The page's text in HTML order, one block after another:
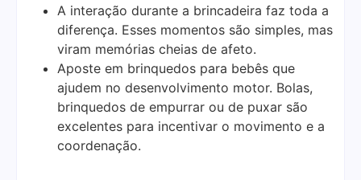
A interação durante a brincadeira faz toda a
diferença. Esses momentos são simples, mas
viram memórias cheias de afeto.
Aposte em brinquedos para bebês que
ajudem no desenvolvimento motor. Bolas,
brinquedos de empurrar ou de puxar são
excelentes para incentivar o movimento e a
coordenação.